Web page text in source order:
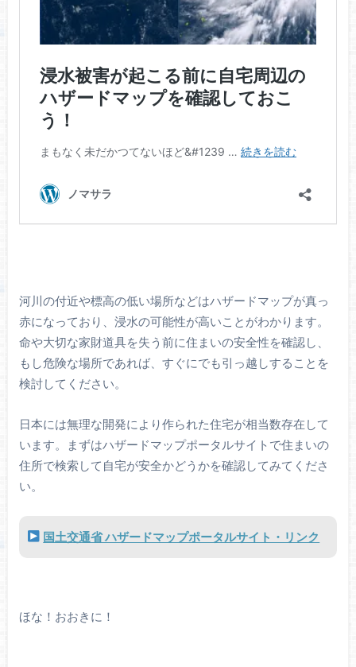
河川の付近や標高の低い場所などはハザードマップが真っ
赤になっており、浸水の可能性が高いことがわかります。
命や大切な家財道具を失う前に住まいの安全性を確認し、
もし危険な場所であれば、すぐにでも引っ越しすることを
検討してください。
日本には無理な開発により作られた住宅が相当数存在して
います。まずはハザードマップポータルサイトで住まいの
住所で検索して自宅が安全かどうかを確認してみてくださ
い。
国土交通省 ハザードマップポータルサイト・リンク
ほな！おおきに！